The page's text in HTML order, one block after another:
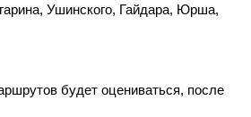
Ушинского, Гайдара, Юрша,
будет оцениваться, после